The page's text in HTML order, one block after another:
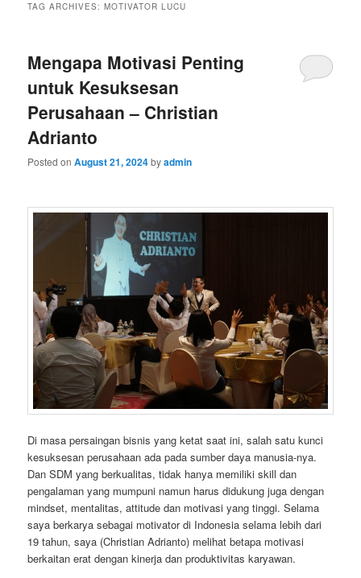
TAG ARCHIVES:MOTIVATOR LUCU
Mengapa Motivasi Penting
untuk Kesuksesan
Perusahaan – Christian
Adrianto
Posted onAugust 21, 2024byadmin
Di masa persaingan bisnis yang ketat saat ini, salah satu kunci
kesuksesan perusahaan ada pada sumber daya manusia-nya.
Dan SDM yang berkualitas, tidak hanya memiliki skill dan
pengalaman yang mumpuni namun harus didukung juga dengan
mindset, mentalitas, attitude dan motivasi yang tinggi. Selama
saya berkarya sebagai motivator di Indonesia selama lebih dari
19 tahun, saya (Christian Adrianto) melihat betapa motivasi
berkaitan erat dengan kinerja dan produktivitas karyawan.